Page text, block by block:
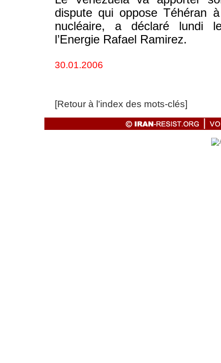
dispute qui oppose Téhéran
nucléaire, a déclaré lundi
l’Energie Rafael Ramirez.
30.01.2006
[Retour à l'index des mots-clés]